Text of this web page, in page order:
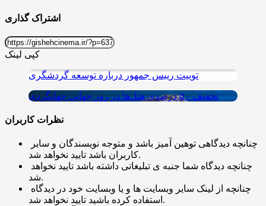
اشتراک گذاری
کپی لینک
توییت رییس جمهور درباره توسعه گردشگری
تخفیف ۵۰ درصدی هتل‌ها در روز جهانی جهانگردی
نظرات کاربران
کاربران باشد تایید نخواهد شد.
شد.
استفاده کرده باشید تایید نخواهد شد.